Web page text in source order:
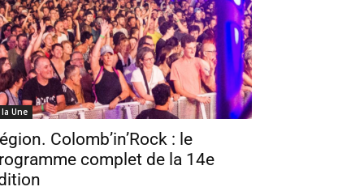
la Une
Colomb’in’Rock : le
complet de la 14e